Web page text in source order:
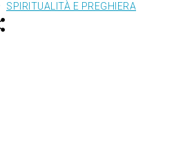
SPIRITUALITÀ E PREGHIERA